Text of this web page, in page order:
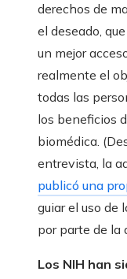
derechos de
el deseado,
un mejor
realmente el
todas las
los beneficios
biomédica.
entrevista, la
publicó una
guiar el uso de
por parte de la
Los NIH han